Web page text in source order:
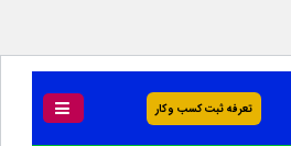
تعرفه ثبت کسب و کار